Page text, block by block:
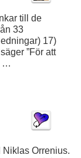
till de
33
17)
”För att
…
Orrenius.